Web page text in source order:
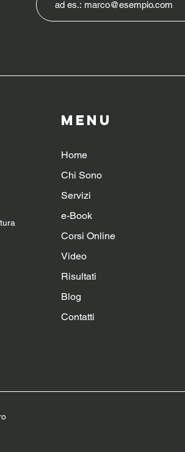
Menu
Home
Chi Sono
Servizi
e-Book
Corsi Online
Video
Risultati
Blog
Contatti
o